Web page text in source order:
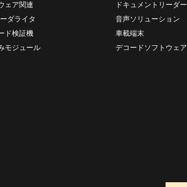
ェア関連
ダライタ
ド検証機
モジュール
ドキュメントリーダー
音声ソリューション
車載端末
デコードソフトウェア